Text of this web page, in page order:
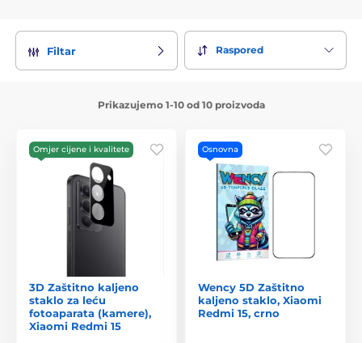
Filtar Raspored
Prikazujemo 1-10 od 10 proizvoda
Omjer cijene i kvalitete
3D Zaštitno kaljeno
staklo za leću
fotoaparata (kamere),
Xiaomi Redmi 15
Osnovna
Wency 5D Zaštitno
kaljeno staklo, Xiaomi
Redmi 15, crno